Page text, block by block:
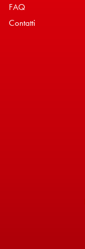
FAQ
Contatti